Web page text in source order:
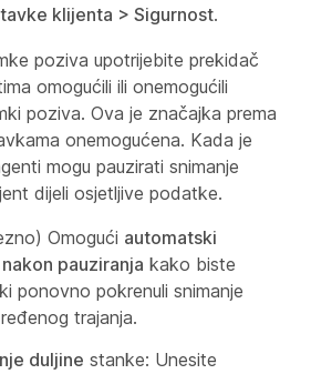
klijenta > Sigurnost.
poziva upotrijebite prekidač
omogućili ili onemogućili
poziva. Ova je značajka prema
onemogućena. Kada je
mogu pauzirati snimanje
dijeli osjetljive podatke.
Omogući automatski
pauziranja kako biste
ponovno pokrenuli snimanje
trajanja.
duljine stanke: Unesite